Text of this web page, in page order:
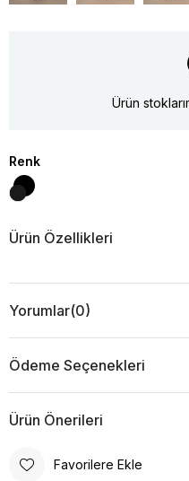
Ürün
Renk
Ürün Özellikleri
Yorumlar(0)
Ödeme Seçenekleri
Ürün Önerileri
Favorilere Ekle